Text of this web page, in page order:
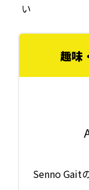
い
趣味
Senno Gait